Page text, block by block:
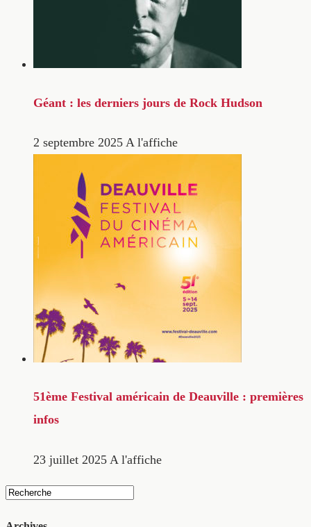
Géant : les derniers jours de Rock Hudson
2 septembre 2025 A l'affiche
51ème Festival américain de Deauville : premières
infos
23 juillet 2025 A l'affiche